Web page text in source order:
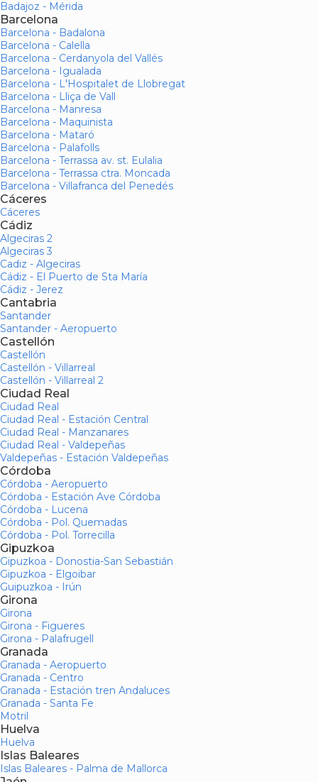
Badajoz - Mérida
Barcelona
Barcelona - Badalona
Barcelona - Calella
Barcelona - Cerdanyola del Vallés
Barcelona - Igualada
Barcelona - L'Hospitalet de Llobregat
Barcelona - Lliça de Vall
Barcelona - Manresa
Barcelona - Maquinista
Barcelona - Mataró
Barcelona - Palafolls
Barcelona - Terrassa av. st. Eulalia
Barcelona - Terrassa ctra. Moncada
Barcelona - Villafranca del Penedés
Cáceres
Cáceres
Cádiz
Algeciras 2
Algeciras 3
Cadiz - Algeciras
Cádiz - El Puerto de Sta María
Cádiz - Jerez
Cantabria
Santander
Santander - Aeropuerto
Castellón
Castellón
Castellón - Villarreal
Castellón - Villarreal 2
Ciudad Real
Ciudad Real
Ciudad Real - Estación Central
Ciudad Real - Manzanares
Ciudad Real - Valdepeñas
Valdepeñas - Estación Valdepeñas
Córdoba
Córdoba - Aeropuerto
Córdoba - Estación Ave Córdoba
Córdoba - Lucena
Córdoba - Pol. Quemadas
Córdoba - Pol. Torrecilla
Gipuzkoa
Gipuzkoa - Donostia-San Sebastián
Gipuzkoa - Elgoibar
Guipuzkoa - Irún
Girona
Girona
Girona - Figueres
Girona - Palafrugell
Granada
Granada - Aeropuerto
Granada - Centro
Granada - Estación tren Andaluces
Granada - Santa Fe
Motril
Huelva
Huelva
Islas Baleares
Islas Baleares - Palma de Mallorca